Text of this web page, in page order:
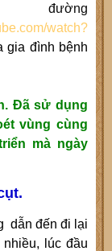
watch?
gia đình bệnh
Đã sử dụng
vùng cùng
mà ngày
dẫn đến đi lại
lúc đầu